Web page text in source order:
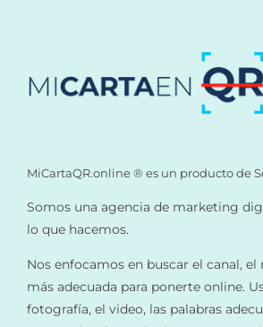
MiCartaQR.online ® es un producto de
Somos una agencia de marketing
lo que hacemos.
Nos enfocamos en buscar el canal,
más adecuada para ponerte online.
fotografía, el video, las palabras